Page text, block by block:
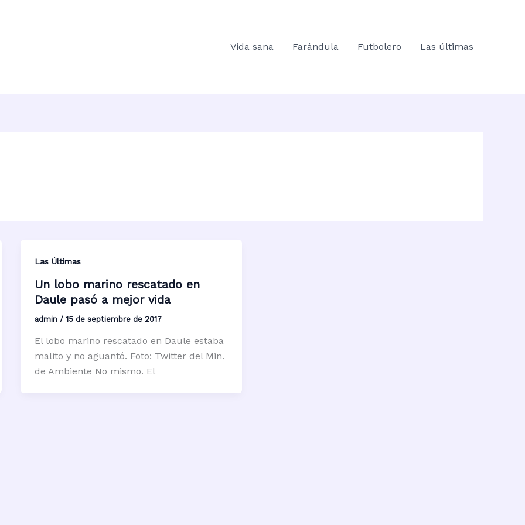
Vida sana
Farándula Futbolero Las últimas
Las Últimas
Un lobo marino rescatado en
Daule pasó a mejor vida
admin / 15 de septiembre de 2017
El lobo marino rescatado en Daule estaba
malito y no aguantó. Foto: Twitter del Min.
de Ambiente No mismo. El